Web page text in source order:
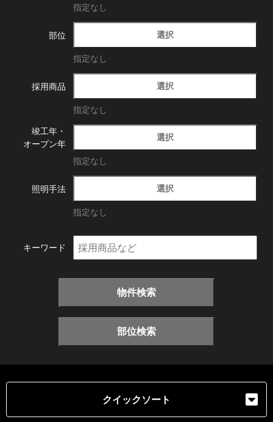
指定なし
部位 選択
指定なし
採用商品 選択
指定なし
竣工年・
オープン年
選択
指定なし
照明手法 選択
指定なし
キーワード
物件検索
部位検索
クイックソート